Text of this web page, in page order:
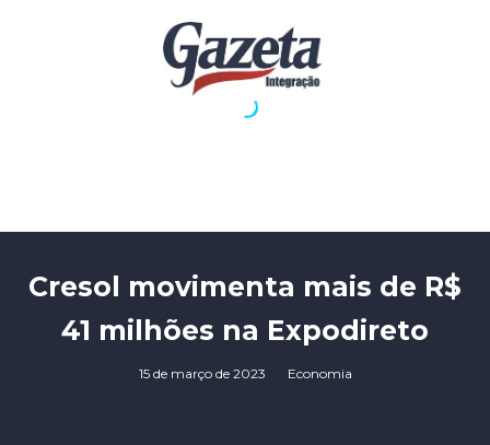
Cresol movimenta mais de R$
41 milhões na Expodireto
15 de março de 2023 Economia